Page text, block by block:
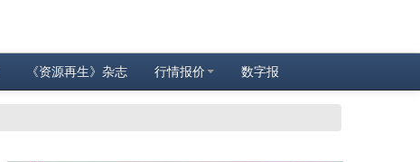
《资源再生》杂志 行情报价 数字报